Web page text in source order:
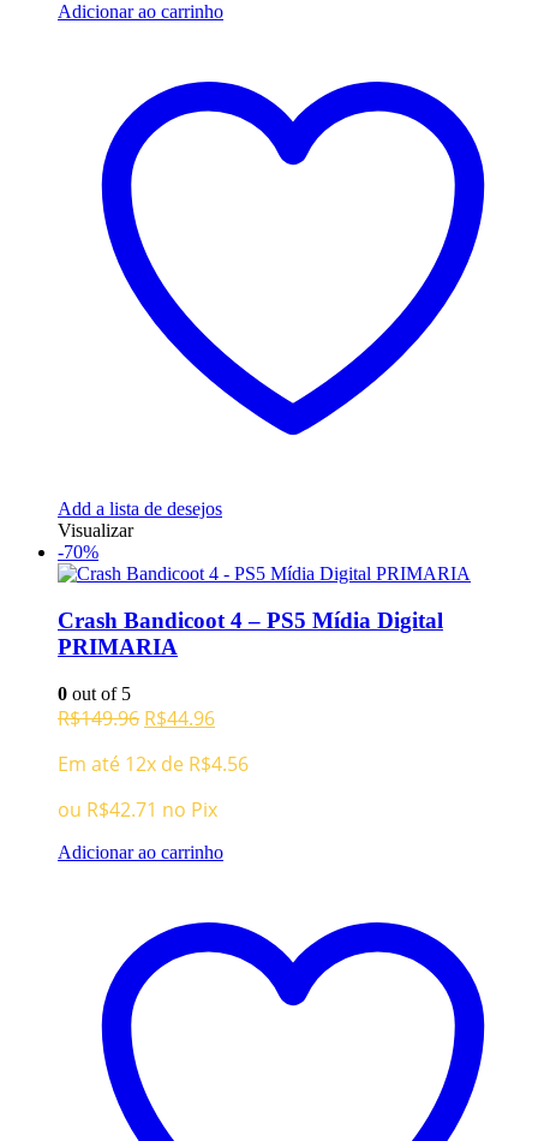
Adicionar ao carrinho
Add a lista de desejos
Visualizar
-70%
Crash Bandicoot 4 – PS5 Mídia Digital
PRIMARIA
0 out of 5
R$149.96 O
original
era:
R$149.96.
R$44.96O
atual
R$44.96.
Em até 12x de R$4.56
ou R$42.71 no Pix
Adicionar ao carrinho